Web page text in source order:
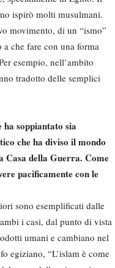
ispirò molti musulmani.
movimento, di un “ismo”
che fare con una forma
esempio, nell’ambito
tradotto delle semplici
soppiantato sia
che ha diviso il mondo
Casa della Guerra. Come
pacificamente con le
sono esemplificati dalle
i casi, dal punto di vista
umani e cambiano nel
egiziano, “L’islam è come